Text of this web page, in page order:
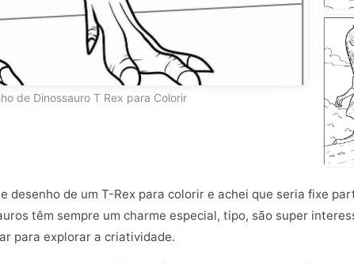
de Dinossauro T Rex para Colorir
desenho de um T-Rex para colorir e achei que seria fixe
têm sempre um charme especial, tipo, são super
para explorar a criatividade.